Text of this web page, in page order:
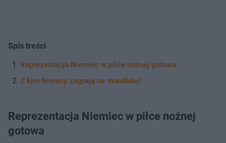
Spis treści
Reprezentacja Niemiec w piłce nożnej gotowa
Z kim Niemcy zagrają na mundialu?
Reprezentacja Niemiec w piłce nożnej
gotowa